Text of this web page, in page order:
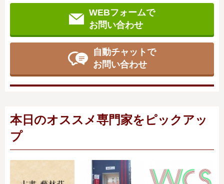
WEBフォームで
お問い合わせ
自動チャットで
お問い合わせ
本日のオススメ専門家をピックアッ
プ